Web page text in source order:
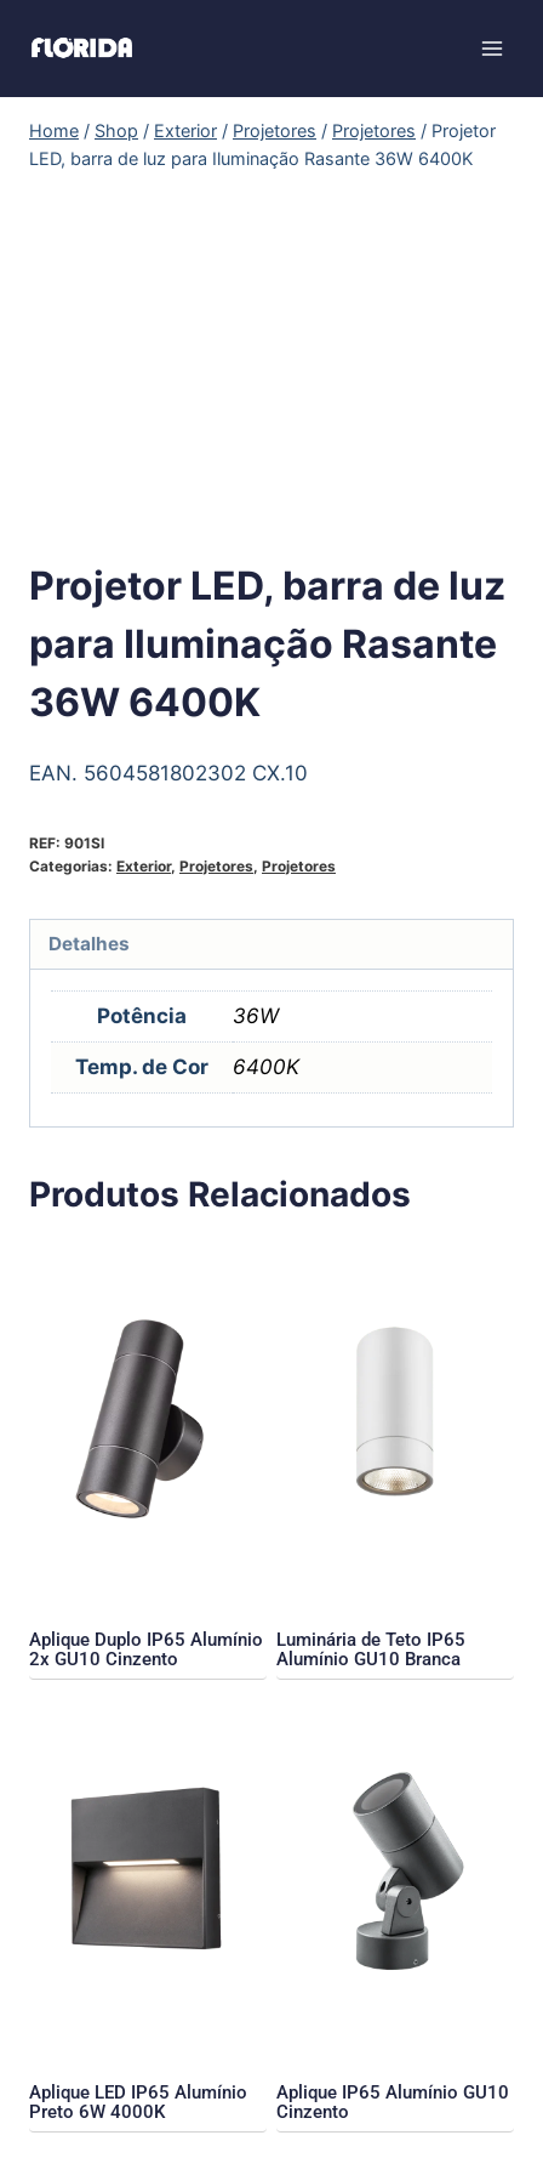
Home / Shop / Exterior / Projetores / Projetores / Projetor
LED, barra de luz para Iluminação Rasante 36W 6400K
Projetor LED, barra de luz
para Iluminação Rasante
36W 6400K
EAN. 5604581802302 CX.10
REF: 901SI
Categorias: Exterior, Projetores, Projetores
Detalhes
Potência 36W
Temp. de Cor 6400K
Produtos Relacionados
Aplique Duplo IP65 Alumínio
2x GU10 Cinzento
Luminária de Teto IP65
Alumínio GU10 Branca
Aplique LED IP65 Alumínio
Preto 6W 4000K
Aplique IP65 Alumínio GU10
Cinzento